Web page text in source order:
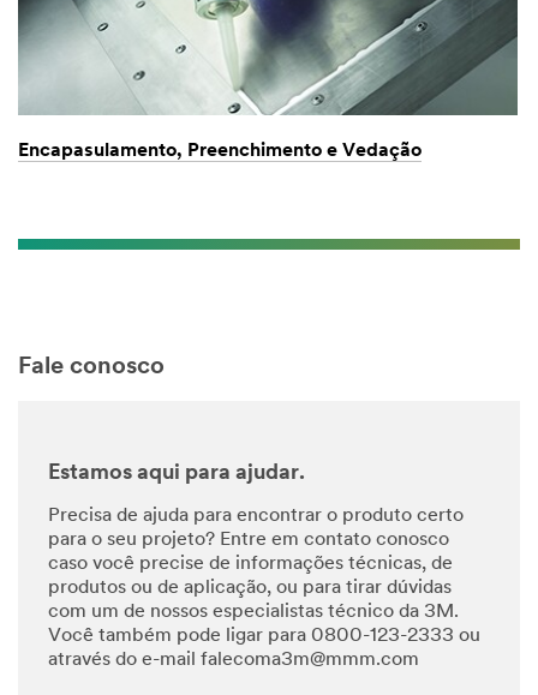
Encapasulamento, Preenchimento e Vedação
Fale conosco
Estamos aqui para ajudar.
Precisa de ajuda para encontrar o produto certo
para o seu projeto? Entre em contato conosco
caso você precise de informações técnicas, de
produtos ou de aplicação, ou para tirar dúvidas
com um de nossos especialistas técnico da 3M.
Você também pode ligar para 0800-123-2333 ou
através do e-mail falecoma3m@mmm.com